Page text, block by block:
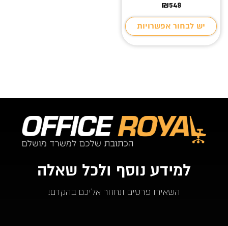
₪548
יש לבחור אפשרויות
למידע נוסף ולכל שאלה
השאירו פרטים ונחזור אליכם בהקדם!